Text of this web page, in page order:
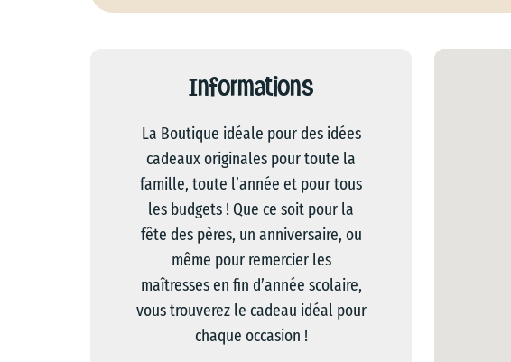
Informations
La Boutique idéale pour des idées
cadeaux originales pour toute la
famille, toute l’année et pour tous
les budgets ! Que ce soit pour la
fête des pères, un anniversaire, ou
même pour remercier les
maîtresses en fin d’année scolaire,
vous trouverez le cadeau idéal pour
chaque occasion !